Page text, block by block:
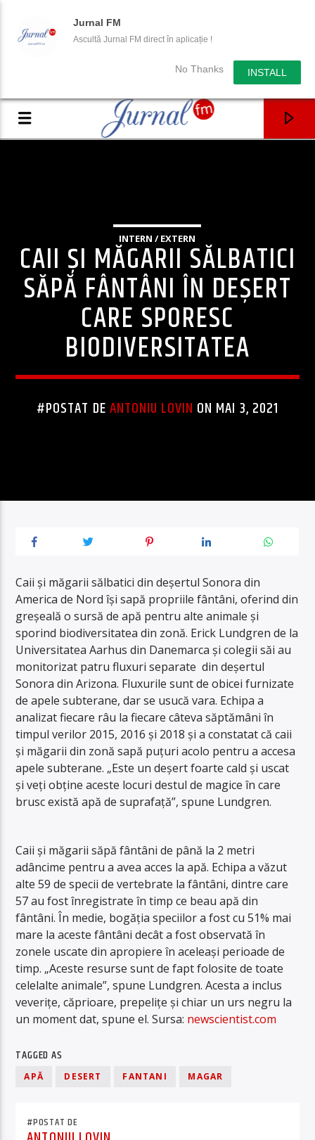
Jurnal FM
Ascultă Jurnal FM direct în aplicație !
No Thanks INSTALL
INTERN / EXTERN
CAII ȘI MĂGARII SĂLBATICI
SĂPĂ FÂNTÂNI ÎN DEȘERT
CARE SPORESC
BIODIVERSITATEA
#POSTAT DEANTONIU LOVIN ON MAI 3, 2021
Caii și măgarii sălbatici din deșertul Sonora din
America de Nord își sapă propriile fântâni, oferind din
greșeală o sursă de apă pentru alte animale și
sporind biodiversitatea din zonă. Erick Lundgren de la
Universitatea Aarhus din Danemarca și colegii săi au
monitorizat patru fluxuri separate din deșertul
Sonora din Arizona. Fluxurile sunt de obicei furnizate
de apele subterane, dar se usucă vara. Echipa a
analizat fiecare râu la fiecare câteva săptămâni în
timpul verilor 2015, 2016 și 2018 și a constatat că caii
și măgarii din zonă sapă puțuri acolo pentru a accesa
apele subterane. „Este un deșert foarte cald și uscat
și veți obține aceste locuri destul de magice în care
brusc există apă de suprafață”, spune Lundgren.
Caii și măgarii săpă fântâni de până la 2 metri
adâncime pentru a avea acces la apă. Echipa a văzut
alte 59 de specii de vertebrate la fântâni, dintre care
57 au fost înregistrate în timp ce beau apă din
fântâni. În medie, bogăția speciilor a fost cu 51% mai
mare la aceste fântâni decât a fost observată în
zonele uscate din apropiere în aceleași perioade de
timp. „Aceste resurse sunt de fapt folosite de toate
celelalte animale”, spune Lundgren. Acesta a inclus
veverițe, căprioare, prepelițe și chiar un urs negru la
un moment dat, spune el. Sursa: newscientist.com
TAGGED AS
APĂ DESERT FANTANI MAGAR
#POSTAT DE